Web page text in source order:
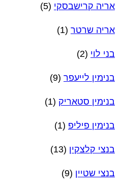
אריה קרישבסקי (5)
אריה שרטר (1)
בני לוי (2)
בנימין לייעפר (9)
בנימין סטאריק (1)
בנימין פיליפ (1)
בנצי קלצקין (13)
בנצי שטיין (9)